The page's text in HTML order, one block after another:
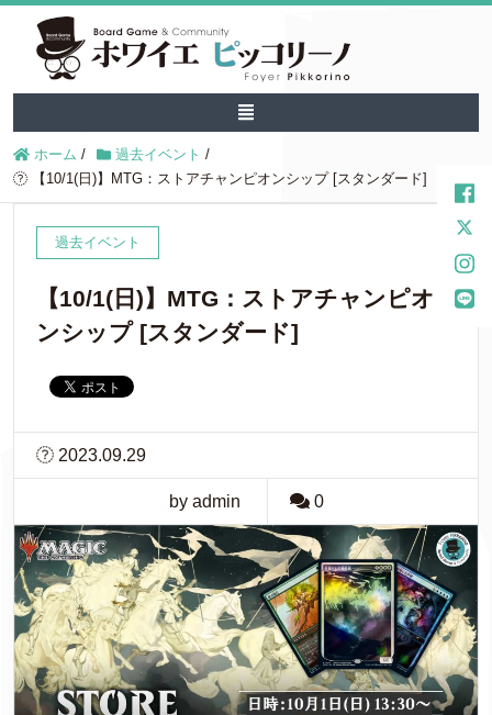
ホーム / 過去イベント /
【10/1(日)】MTG：ストアチャンピオンシップ [スタンダード]
過去イベント
【10/1(日)】MTG：ストアチャンピオ
ンシップ [スタンダード]
2023.09.29
by admin 0